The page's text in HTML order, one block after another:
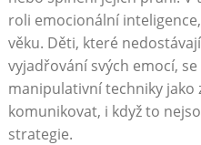
roli emocionální
věku. Děti, které
vyjadřování svých emocí,
manipulativní techniky jako
komunikovat, i když to
strategie.